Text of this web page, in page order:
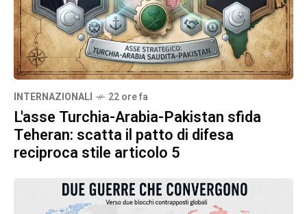
INTERNAZIONALI 22 ore fa
​L'asse Turchia-Arabia-Pakistan sfida
Teheran: scatta il patto di difesa
reciproca stile articolo 5